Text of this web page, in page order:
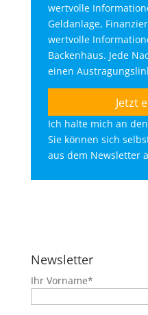
wertvolle
Geldanlage,
wertvolle
Backenhaus. Jede
einen
Ich halte mich an den
Sie können sich
aus dem Newsletter
Newsletter
Ihr Vorname*